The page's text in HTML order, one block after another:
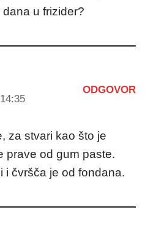
u frizider?
ODGOVOR
za stvari kao što je
prave od gum paste.
i čvršča je od fondana.